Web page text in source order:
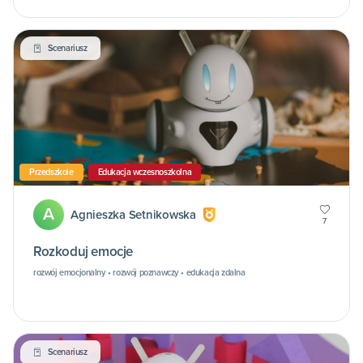
Scenariusz
Przedszkole Edukacja wczesnoszkolna
A Agnieszka Setnikowska 7
Rozkoduj emocje
rozwój emocjonalny • rozwój poznawczy • edukacja zdalna
Scenariusz